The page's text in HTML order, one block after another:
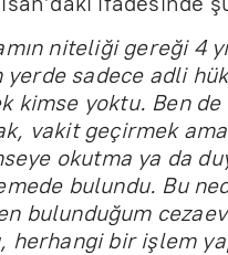
niteliği gereği 4
yerde sadece adli
kimse yoktu. Ben
vakit geçirmek
okutma ya da
bulundu. Bu
bulunduğum
herhangi bir işlem